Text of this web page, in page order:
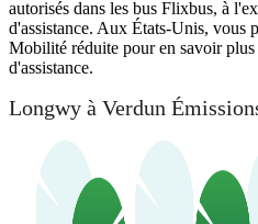
autorisés dans les bus Flixbus, à
d'assistance. Aux États-Unis, vous
Mobilité réduite pour en savoir
d'assistance.
Longwy à Verdun